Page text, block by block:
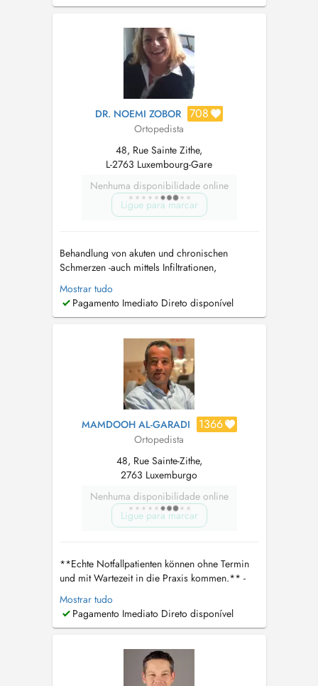
DR. NOEMI ZOBOR 708
Ortopedista
48, Rue Sainte Zithe,
L-2763 Luxembourg-Gare
Nenhuma disponibilidade online
Ligue para marcar
Behandlung von akuten und chronischen
Schmerzen -auch mittels Infiltrationen,
Infusionen (Baxter) Beratung und Behandlung
bei Arthrose (Knie, Schulter, Sprunggelenk,
Fingergelenke etc) - unter anderem mit
Mostrar tudo
Pagamento Imediato Direto disponível
MAMDOOH AL-GARADI 1366
Ortopedista
48, Rue Sainte-Zithe,
2763 Luxemburgo
Nenhuma disponibilidade online
Ligue para marcar
**Echte Notfallpatienten können ohne Termin
und mit Wartezeit in die Praxis kommen.** -
Bitte die CNS Karte und ID mitbringen Wenn
ein telefonischer Kontakt nicht möglich ist,
kontaktieren Sie bitte direkt den Arzt unter
persönlich um Ihr Anliegen kümmern. **...
Mostrar tudo
Pagamento Imediato Direto disponível